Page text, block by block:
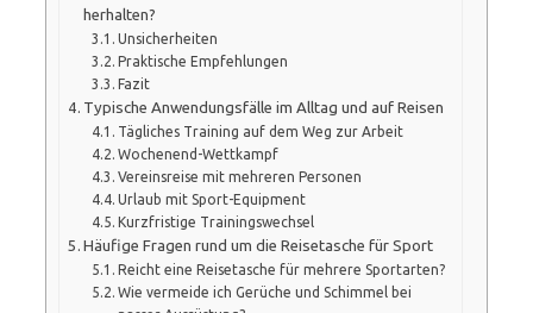
herhalten?
Unsicherheiten
Praktische Empfehlungen
Fazit
Typische Anwendungsfälle im Alltag und auf Reisen
Tägliches Training auf dem Weg zur Arbeit
Wochenend-Wettkampf
Vereinsreise mit mehreren Personen
Urlaub mit Sport-Equipment
Kurzfristige Trainingswechsel
Häufige Fragen rund um die Reisetasche für Sport
Reicht eine Reisetasche für mehrere Sportarten?
Wie vermeide ich Gerüche und Schimmel bei